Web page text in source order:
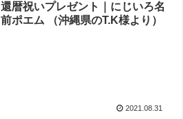
還暦祝いプレゼント｜にじいろ名
前ポエム （沖縄県のT.K様より）
2021.08.31